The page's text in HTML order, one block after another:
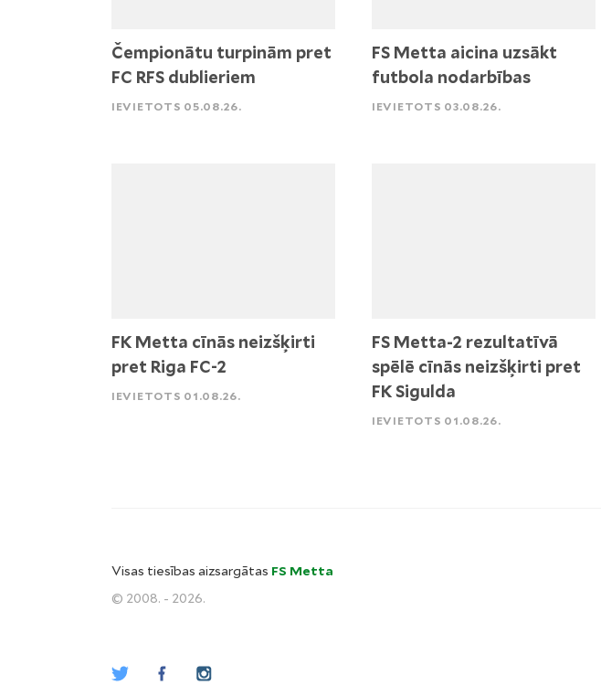
Čempionātu turpinām pret
FC RFS dublieriem
IEVIETOTS 05.08.26.
FS Metta aicina uzsākt
futbola nodarbības
IEVIETOTS 03.08.26.
FK Metta cīnās neizšķirti
pret Riga FC-2
IEVIETOTS 01.08.26.
FS Metta-2 rezultatīvā
spēlē cīnās neizšķirti pret
FK Sigulda
IEVIETOTS 01.08.26.
Visas tiesības aizsargātas FS Metta
© 2008. - 2026.